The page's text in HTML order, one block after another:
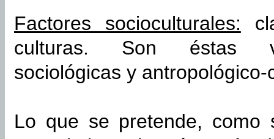
Factores socioculturales:
culturas. Son éstas
sociológicas y antropológico-
Lo que se pretende, como